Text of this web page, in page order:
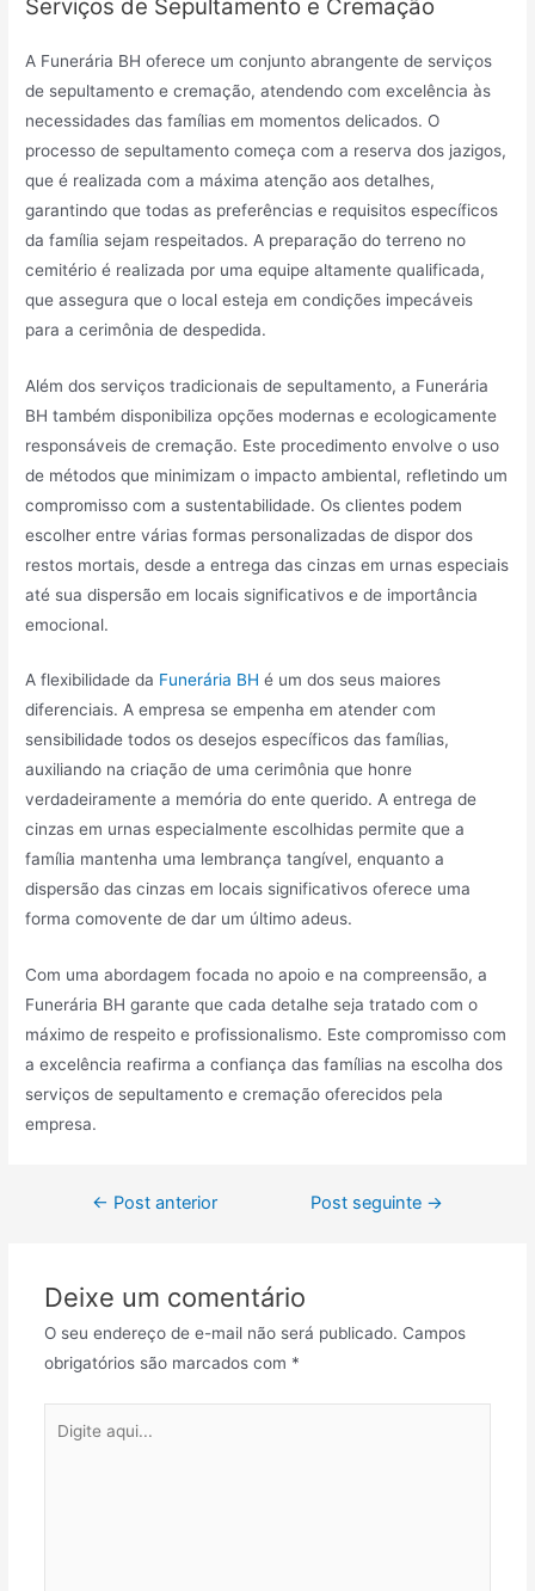
Serviços de Sepultamento e Cremação
A Funerária BH oferece um conjunto abrangente de serviços
de sepultamento e cremação, atendendo com excelência às
necessidades das famílias em momentos delicados. O
processo de sepultamento começa com a reserva dos jazigos,
que é realizada com a máxima atenção aos detalhes,
garantindo que todas as preferências e requisitos específicos
da família sejam respeitados. A preparação do terreno no
cemitério é realizada por uma equipe altamente qualificada,
que assegura que o local esteja em condições impecáveis
para a cerimônia de despedida.
Além dos serviços tradicionais de sepultamento, a Funerária
BH também disponibiliza opções modernas e ecologicamente
responsáveis de cremação. Este procedimento envolve o uso
de métodos que minimizam o impacto ambiental, refletindo um
compromisso com a sustentabilidade. Os clientes podem
escolher entre várias formas personalizadas de dispor dos
restos mortais, desde a entrega das cinzas em urnas especiais
até sua dispersão em locais significativos e de importância
emocional.
A flexibilidade da Funerária BH é um dos seus maiores
diferenciais. A empresa se empenha em atender com
sensibilidade todos os desejos específicos das famílias,
auxiliando na criação de uma cerimônia que honre
verdadeiramente a memória do ente querido. A entrega de
cinzas em urnas especialmente escolhidas permite que a
família mantenha uma lembrança tangível, enquanto a
dispersão das cinzas em locais significativos oferece uma
forma comovente de dar um último adeus.
Com uma abordagem focada no apoio e na compreensão, a
Funerária BH garante que cada detalhe seja tratado com o
máximo de respeito e profissionalismo. Este compromisso com
a excelência reafirma a confiança das famílias na escolha dos
serviços de sepultamento e cremação oferecidos pela
empresa.
Navegação
← Post anterior Post seguinte →
Deixe um comentário
O seu endereço de e-mail não será publicado. Campos
obrigatórios são marcados com *
aqui...